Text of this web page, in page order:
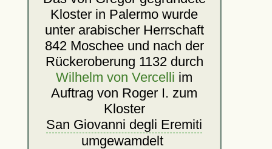
Kloster in Palermo wurde
unter arabischer Herrschaft
842 Moschee und nach der
Rückeroberung 1132 durch
Wilhelm von Vercelli im
Auftrag von Roger I. zum
Kloster
San Giovanni degli Eremiti
umgewamdelt